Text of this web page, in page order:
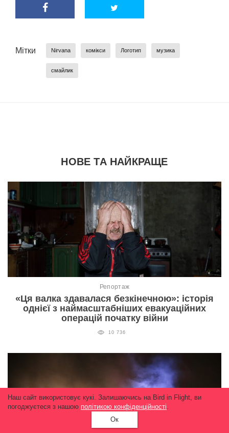
Мітки Nirvana комікси Логотип музика
смайлик
НОВЕ ТА НАЙКРАЩЕ
Репортаж
«Ця валка здавалася безкінечною»: історія
однієї з наймасштабніших евакуаційних
операцій початку війни
10 736
Наш сайт використовує кукі. Залишаючись на Bird in Flight, ви
погоджуєтеся з нашою політикою конфіденційності.
Ок